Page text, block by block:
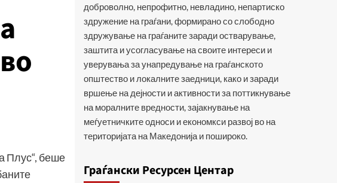
Плус“, беше
доброволно, непрофитно, невладино, непартиско
здружение на граѓани, формирано со слободно
здружување на граѓаните заради остварување,
заштита и усогласување на своите интереси и
уверувања за унапредување на граѓанското
општество и локалните заедници, како и заради
вршење на дејности и активности за поттикнување
на моралните вредности, зајакнување на
меѓуетничките односи и економкси развој во на
територијата на Македонија и пошироко.
Граѓански Ресурсен Центар